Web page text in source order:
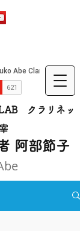
クラリネッ
阿部節子